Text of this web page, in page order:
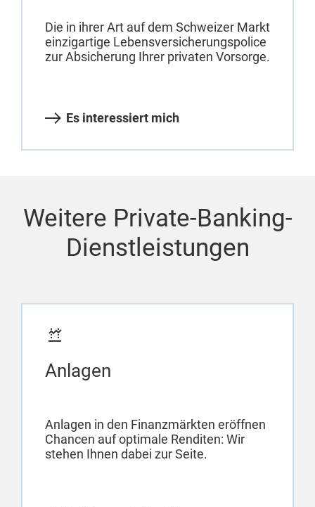
Die in ihrer Art auf dem Schweizer Markt
einzigartige Lebensversicherungspolice
zur Absicherung Ihrer privaten Vorsorge.
Es interessiert mich
Weitere Private-Banking-
Dienstleistungen
Anlagen
Anlagen in den Finanzmärkten eröffnen
Chancen auf optimale Renditen: Wir
stehen Ihnen dabei zur Seite.